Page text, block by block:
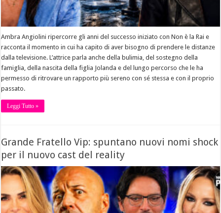
Ambra Angiolini ripercorre gli anni del successo iniziato con Non è la Rai e
racconta il momento in cui ha capito di aver bisogno di prendere le distanze
dalla televisione. L’attrice parla anche della bulimia, del sostegno della
famiglia, della nascita della figlia Jolanda e del lungo percorso che le ha
permesso di ritrovare un rapporto più sereno con sé stessa e con il proprio
passato.
Leggi Tutto »
Grande Fratello Vip: spuntano nuovi nomi shock
per il nuovo cast del reality